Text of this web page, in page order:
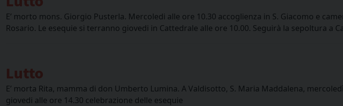
E’ morto mons. Giorgio Pusterla. Mercoledi alle ore 10.30 accoglienza in S. Giacomo e
Rosario. Le esequie si terranno giovedi in Cattedrale alle ore 10.00. Seguirà la sepoltura a
Lutto
E’ morta Rita, mamma di don Umberto Lumina. A Valdisotto, S. Maria Maddalena,
giovedi alle ore 14.30 celebrazione delle esequie